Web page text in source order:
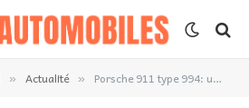
» Actualité » Porsche 911 type 994: une révolution technologique attendue ?